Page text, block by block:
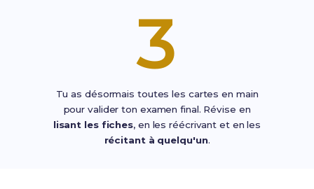
3
Tu as désormais toutes les cartes en main
pour valider ton examen final. Révise en
lisant les fiches, en les réécrivant et en les
récitant à quelqu'un.